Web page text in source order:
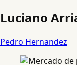
Luciano
Pedro Hernandez